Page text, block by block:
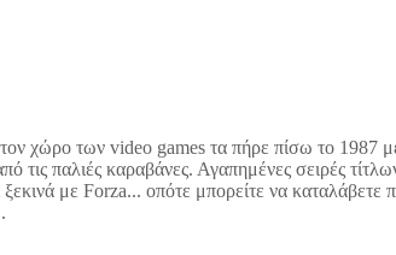
χώρο των video games τα πήρε πίσω το 1987
τις παλιές καραβάνες. Αγαπημένες σειρές
ξεκινά με Forza... οπότε μπορείτε να καταλάβετε